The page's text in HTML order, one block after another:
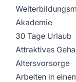
Akademie
30 Tage Urlaub
Attraktives
Altersvorsorge
Arbeiten in